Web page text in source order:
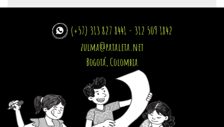
(+57) 313 827 8441 - 312 509 1842
zulma@pataleta.net
Bogotá, Colombia